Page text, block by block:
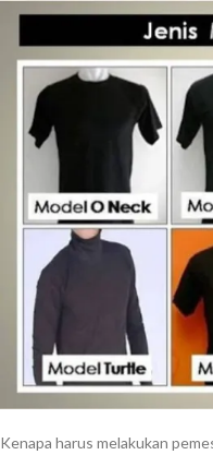
Kenapa harus melakukan